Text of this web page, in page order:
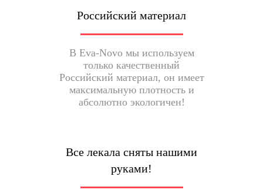
Российский материал
В Eva-Novo мы используем
только качественный
Российский материал, он имеет
максимальную плотность и
абсолютно экологичен!
Все лекала сняты нашими
руками!